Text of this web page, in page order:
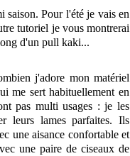
saison. Pour l'été je vais en
tutoriel je vous montrerai
d'un pull kaki...
j'adore mon matériel
me sert habituellement en
pas multi usages : je les
leurs lames parfaites. Ils
une aisance confortable et
une paire de ciseaux de